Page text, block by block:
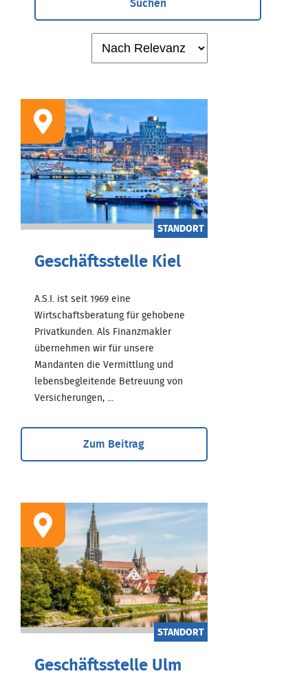
Suchen
STANDORT
Geschäftsstelle Kiel
A.S.I. ist seit 1969 eine
Wirtschaftsberatung für gehobene
Privatkunden. Als Finanzmakler
übernehmen wir für unsere
Mandanten die Vermittlung und
lebensbegleitende Betreuung von
Versicherungen, ...
Zum Beitrag
STANDORT
Geschäftsstelle Ulm